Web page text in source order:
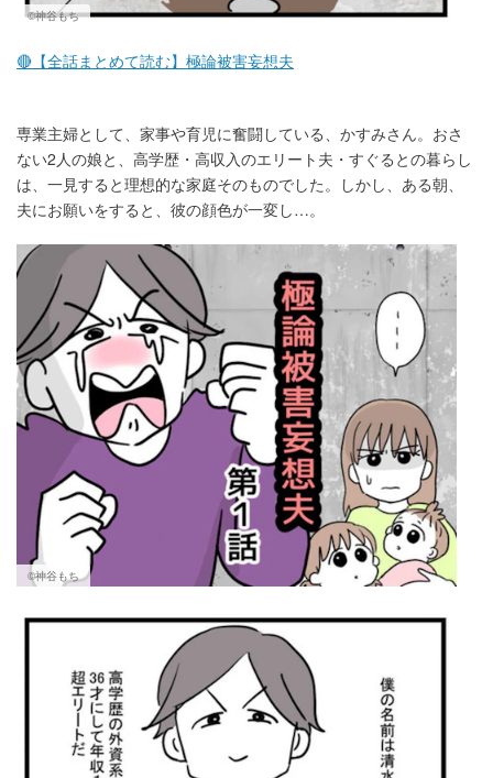
©神谷もち
🔴【全話まとめて読む】極論被害妄想夫
専業主婦として、家事や育児に奮闘している、かすみさん。おさ
ない2人の娘と、高学歴・高収入のエリート夫・すぐるとの暮らし
は、一見すると理想的な家庭そのものでした。しかし、ある朝、
夫にお願いをすると、彼の顔色が一変し…。
©神谷もち